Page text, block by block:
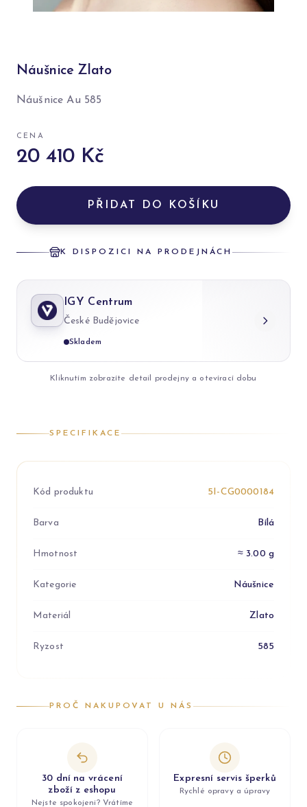
Náušnice Zlato
Náušnice Au 585
CENA
20 410 Kč
PŘIDAT DO KOŠÍKU
K DISPOZICI NA PRODEJNÁCH
IGY Centrum
České Budějovice
Skladem
Kliknutím zobrazíte detail prodejny a otevírací dobu
SPECIFIKACE
Kód produktu 5I-CG0000184
Barva Bílá
Hmotnost ≈ 3.00 g
Kategorie Náušnice
Materiál Zlato
Ryzost 585
PROČ NAKUPOVAT U NÁS
30 dní na vrácení
zboží z eshopu
Nejste spokojeni? Vrátíme
Expresní servis šperků
Rychlé opravy a úpravy